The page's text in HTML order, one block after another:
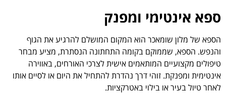
ספא אינטימי ומפנק
הספא של מלון שומאכר הוא המקום המושלם להרגיע את הגוף
והנפש. הספא, שממוקם בקומה התחתונה הנסתרת, מציע מבחר
טיפולים מקצועיים המותאמים אישית לצרכי האורחים, באווירה
אינטימית ומפנקת. זוהי דרך נהדרת להתחיל את היום או לסיים אותו
לאחר טיול בעיר או בילוי באטרקציות.